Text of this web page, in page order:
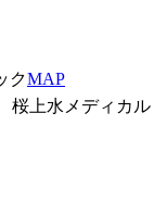
クMAP
桜上水メディカル